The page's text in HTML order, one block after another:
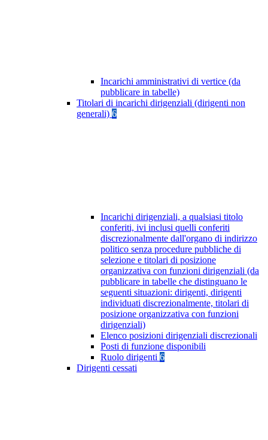
Incarichi amministrativi di vertice (da
pubblicare in tabelle)
Titolari di incarichi dirigenziali (dirigenti non
generali) 6
Incarichi dirigenziali, a qualsiasi titolo
conferiti, ivi inclusi quelli conferiti
discrezionalmente dall'organo di indirizzo
politico senza procedure pubbliche di
selezione e titolari di posizione
organizzativa con funzioni dirigenziali (da
pubblicare in tabelle che distinguano le
seguenti situazioni: dirigenti, dirigenti
individuati discrezionalmente, titolari di
posizione organizzativa con funzioni
dirigenziali)
Elenco posizioni dirigenziali discrezionali
Posti di funzione disponibili
Ruolo dirigenti 6
Dirigenti cessati